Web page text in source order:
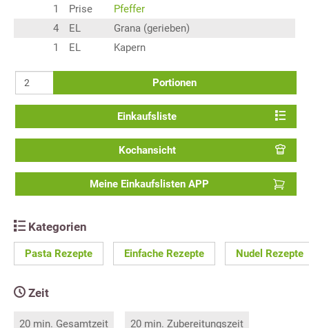
1
Prise
Pfeffer
4
EL
Grana (gerieben)
1
EL Kapern
Portionen
Einkaufsliste
Kochansicht
Meine Einkaufslisten APP
Kategorien
Pasta Rezepte Einfache Rezepte Nudel Rezepte
Zeit
20 min. Gesamtzeit 20 min. Zubereitungszeit